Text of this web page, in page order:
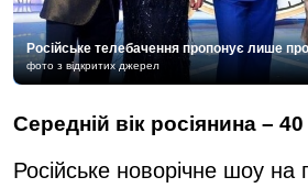
Російське телебачення пропонує лише
фото з відкритих джерел
Середній вік росіянина – 40
Російське новорічне шоу на